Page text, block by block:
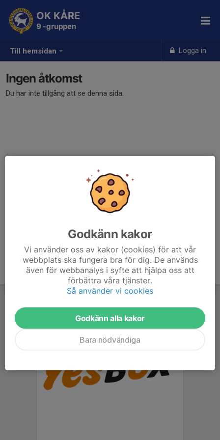
Till hemsidan Logga in
OK KÅRE
9 -gruppen
Ingen åtkomst
Du har inte tillgång att se denna sida.
Godkänn kakor
Vi använder oss av kakor (cookies) för att vår
webbplats ska fungera bra för dig. De används
även för webbanalys i syfte att hjälpa oss att
förbättra våra tjänster.
Så använder vi cookies
Godkänn alla kakor
Bara nödvändiga